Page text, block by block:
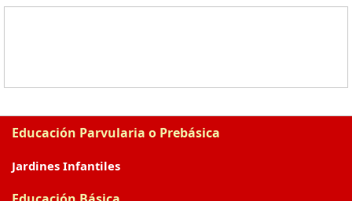
Educación Parvularia o Prebásica
Jardines Infantiles